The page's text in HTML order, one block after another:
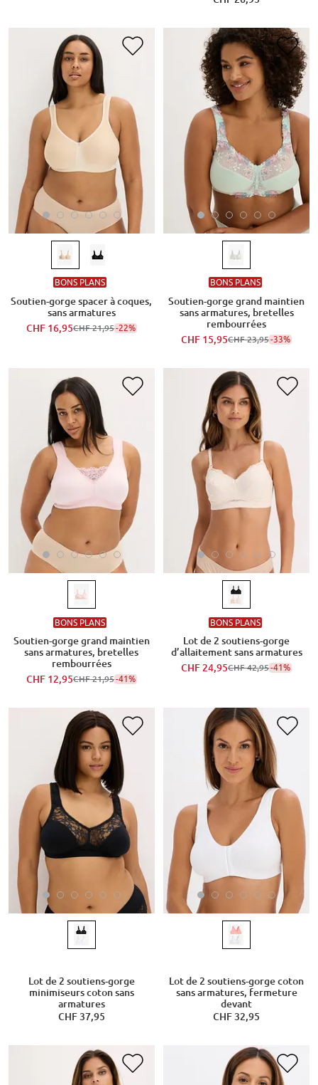
BONS PLANS
Soutien-gorge spacer à coques,
sans armatures
CHF 16,95CHF 21,95-22%
BONS PLANS
Soutien-gorge grand maintien
sans armatures, bretelles
rembourrées
CHF 15,95CHF 23,95-33%
BONS PLANS
Soutien-gorge grand maintien
sans armatures, bretelles
rembourrées
CHF 12,95CHF 21,95-41%
BONS PLANS
Lot de 2 soutiens-gorge
d’allaitement sans armatures
CHF 24,95CHF 42,95-41%
Lot de 2 soutiens-gorge
minimiseurs coton sans
armatures
CHF 37,95
Lot de 2 soutiens-gorge coton
sans armatures, fermeture
devant
CHF 32,95